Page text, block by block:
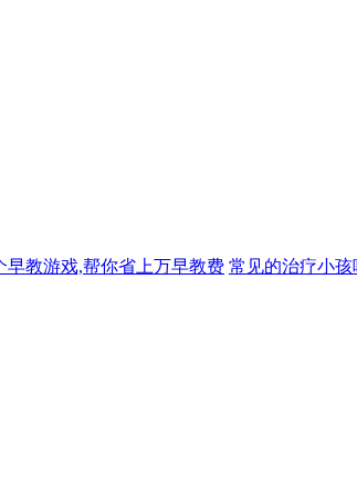
早教游戏,帮你省上万早教费 常见的治疗小